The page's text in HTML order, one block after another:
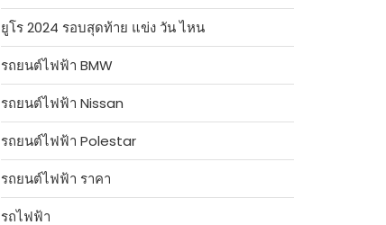
ยูโร 2024 รอบสุดท้าย แข่ง วัน ไหน
รถยนต์ไฟฟ้า BMW
รถยนต์ไฟฟ้า Nissan
รถยนต์ไฟฟ้า Polestar
รถยนต์ไฟฟ้า ราคา
รถไฟฟ้า